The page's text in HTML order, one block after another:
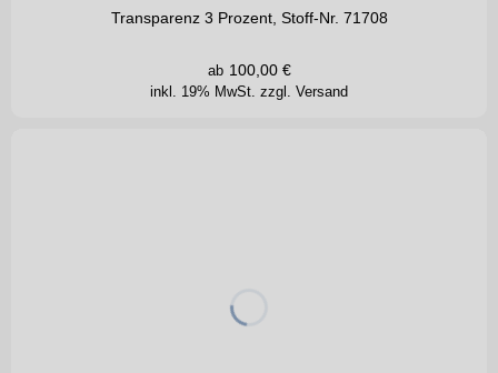
Transparenz 3 Prozent, Stoff-Nr. 71708
inkl. 19% MwSt. zzgl. Versand
ab 100,00€